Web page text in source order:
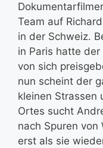
Team auf
in der Schweiz.
in Paris hatte
von sich
nun scheint der
kleinen Strassen
Ortes sucht
nach Spuren von
erst als sie